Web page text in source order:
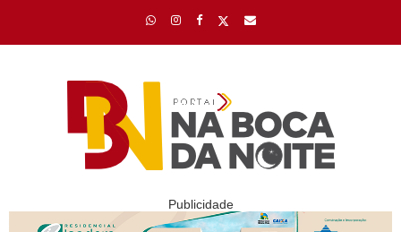
Publicidade